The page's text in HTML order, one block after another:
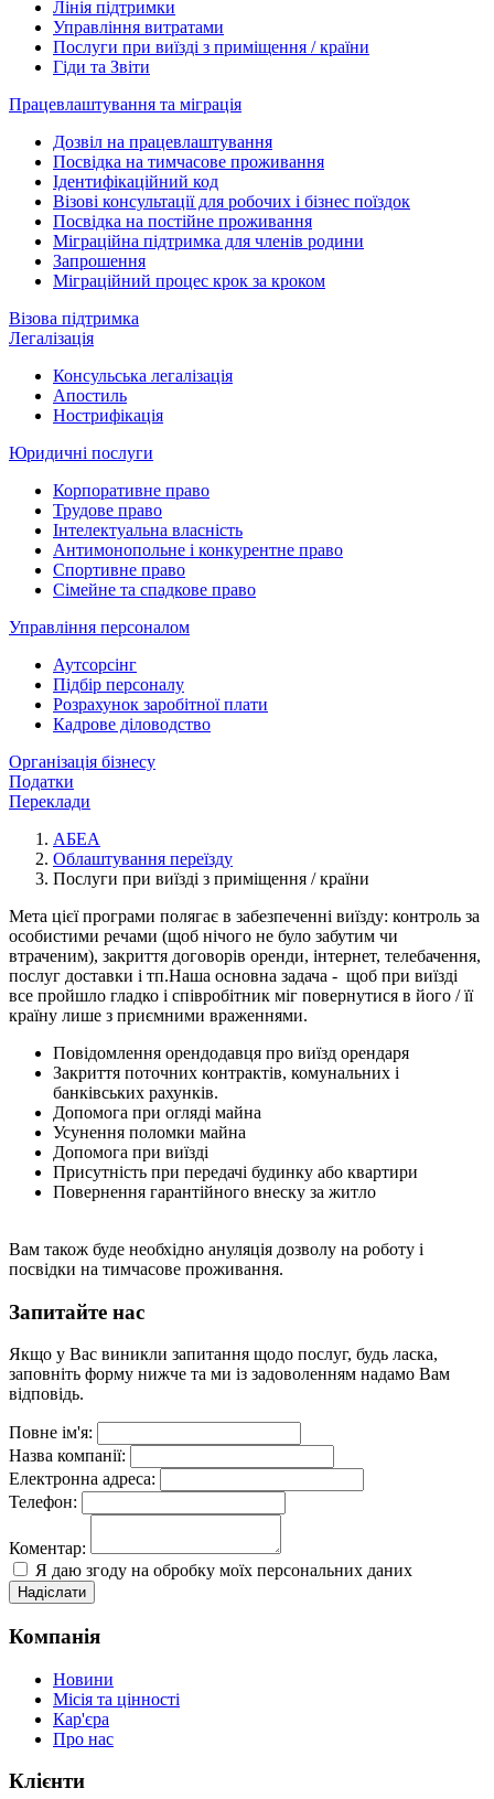
Лінія підтримки
Управління витратами
Послуги при виїзді з приміщення / країни
Гіди та Звіти
Працевлаштування та міграція
Дозвіл на працевлаштування
Посвідка на тимчасове проживання
Ідентифікаційний код
Візові консультації для робочих і бізнес поїздок
Посвідка на постійне проживання
Міграційна підтримка для членів родини
Запрошення
Міграційний процес крок за кроком
Візова підтримка
Легалізація
Консульська легалізація
Апостиль
Нострифікація
Юридичні послуги
Корпоративне право
Трудове право
Інтелектуальна власність
Антимонопольне і конкурентне право
Спортивне право
Сімейне та спадкове право
Управління персоналом
Аутсорсінг
Підбір персоналу
Розрахунок заробітної плати
Кадрове діловодство
Організація бізнесу
Податки
Переклади
АБЕА
Облаштування переїзду
Послуги при виїзді з приміщення / країни
Мета цієї програми полягає в забезпеченні виїзду: контроль за
особистими речами (щоб нічого не було забутим чи
втраченим), закриття договорів оренди, інтернет, телебачення,
послуг доставки і тп.Наша основна задача - щоб при виїзді
все пройшло гладко і співробітник міг повернутися в його / її
країну лише з приємними враженнями.
Повідомлення орендодавця про виїзд орендаря
Закриття поточних контрактів, комунальних і
банківських рахунків.
Допомога при огляді майна
Усунення поломки майна
Допомога при виїзді
Присутність при передачі будинку або квартири
Повернення гарантійного внеску за житло
Вам також буде необхідно ануляція дозволу на роботу і
посвідки на тимчасове проживання.
Запитайте нас
Якщо у Вас виникли запитання щодо послуг, будь ласка,
заповніть форму нижче та ми із задоволенням надамо Вам
відповідь.
Повне ім'я:
Назва компанії:
Електронна адреса:
Телефон:
Коментар:
Я даю згоду на обробку моїх персональних даних
Надіслати
Компанія
Новини
Місія та цінності
Кар'єра
Про нас
Клієнти